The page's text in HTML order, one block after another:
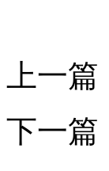
上一篇
下一篇